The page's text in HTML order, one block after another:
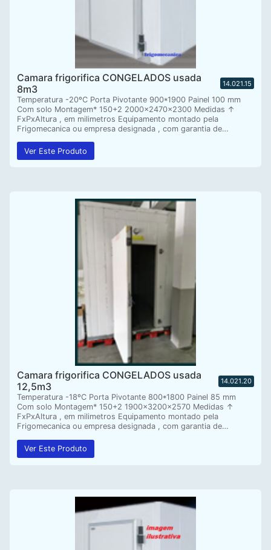
Camara frigorifica CONGELADOS usada
8m3
14.021.15
Temperatura -20ºC Porta Pivotante 900*1900 Painel 100 mm
Com solo Montagem* 150+2 2000x2470x2300 Medidas ↑
FxPxAltura , em milimetros Equipamento montado pela
Frigomecanica ou empresa designada , com garantia de…
Ver Este Produto
Camara frigorifica CONGELADOS usada
12,5m3
14.021.20
Temperatura -18ºC Porta Pivotante 800*1800 Painel 85 mm
Com solo Montagem* 150+2 1900x3200x2570 Medidas ↑
FxPxAltura , em milimetros Equipamento montado pela
Frigomecanica ou empresa designada , com garantia de…
Ver Este Produto